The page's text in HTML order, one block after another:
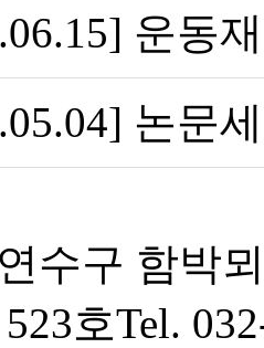
운동
논문
수구 함박
호Tel.